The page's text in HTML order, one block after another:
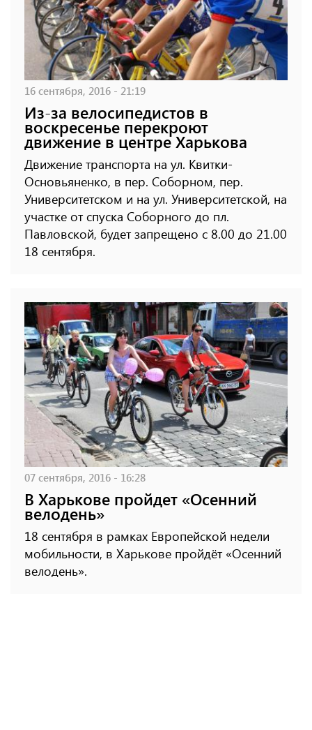
16 сентября, 2016 - 21:19
Из-за велосипедистов в
воскресенье перекроют
движение в центре Харькова
Движение транспорта на ул. Квитки-
Основьяненко, в пер. Соборном, пер.
Университетском и на ул. Университетской, на
участке от спуска Соборного до пл.
Павловской, будет запрещено с 8.00 до 21.00
18 сентября.
07 сентября, 2016 - 16:28
В Харькове пройдет «Осенний
велодень»
18 сентября в рамках Европейской недели
мобильности, в Харькове пройдёт «Осенний
велодень».